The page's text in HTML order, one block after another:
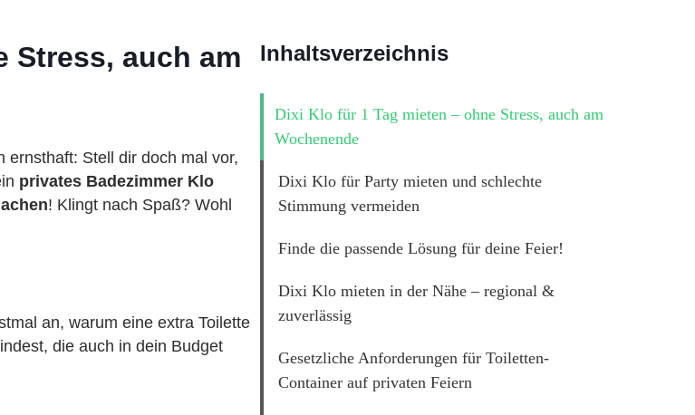
Inhaltsverzeichnis
Dixi Klo für 1 Tag mieten – ohne Stress, auch am
Wochenende
Dixi Klo für Party mieten und schlechte
Stimmung vermeiden
Finde die passende Lösung für deine Feier!
Dixi Klo mieten in der Nähe – regional &
zuverlässig
Gesetzliche Anforderungen für Toiletten-
Container auf privaten Feiern
Stress, auch am
ernsthaft: Stell dir doch mal vor,
privates Badezimmer Klo
! Klingt nach Spaß? Wohl
an, warum eine extra Toilette
die auch in dein Budget